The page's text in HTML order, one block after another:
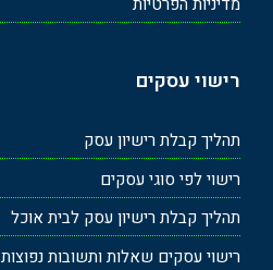
רישוי עסקים
תהליך קבלת רישיון עסק
רישוי לפי סוגי עסקים
תהליך קבלת רישיון עסק לבית אוכל
רישוי עסקים שאלות ותשובות נפוצות